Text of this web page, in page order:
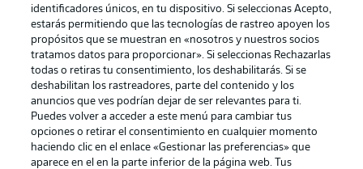
identificadores únicos, en tu dispositivo. Si seleccionas Acepto,
estarás permitiendo que las tecnologías de rastreo apoyen los
propósitos que se muestran en «nosotros y nuestros socios
tratamos datos para proporcionar». Si seleccionas Rechazarlas
todas o retiras tu consentimiento, los deshabilitarás. Si se
deshabilitan los rastreadores, parte del contenido y los
anuncios que ves podrían dejar de ser relevantes para ti.
Puedes volver a acceder a este menú para cambiar tus
opciones o retirar el consentimiento en cualquier momento
haciendo clic en el enlace «Gestionar las preferencias» que
aparece en el en la parte inferior de la página web. Tus